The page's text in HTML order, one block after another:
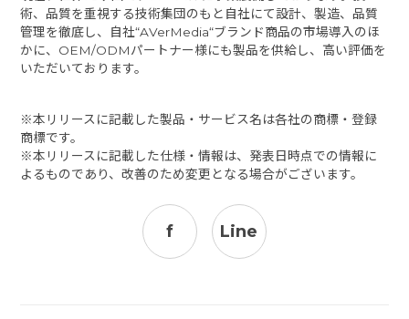
術、品質を重視する技術集団のもと自社にて設計、製造、品質
管理を徹底し、自社“AVerMedia“ブランド商品の市場導入のほ
かに、OEM/ODMパートナー様にも製品を供給し、高い評価を
いただいております。
※本リリースに記載した製品・サービス名は各社の商標・登録
商標です。
※本リリースに記載した仕様・情報は、発表日時点での情報に
よるものであり、改善のため変更となる場合がございます。
f Line